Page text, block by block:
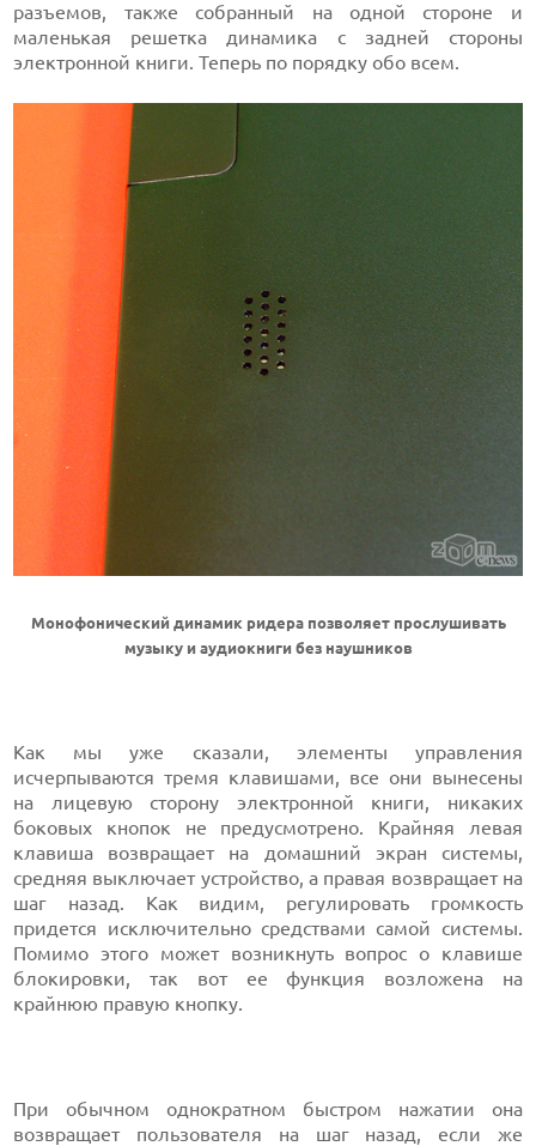
разъемов, также собранный на одной стороне и
маленькая решетка динамика с задней стороны
электронной книги. Теперь по порядку обо всем.
Монофонический динамик ридера позволяет прослушивать
музыку и аудиокниги без наушников
Как мы уже сказали, элементы управления
исчерпываются тремя клавишами, все они вынесены
на лицевую сторону электронной книги, никаких
боковых кнопок не предусмотрено. Крайняя левая
клавиша возвращает на домашний экран системы,
средняя выключает устройство, а правая возвращает на
шаг назад. Как видим, регулировать громкость
придется исключительно средствами самой системы.
Помимо этого может возникнуть вопрос о клавише
блокировки, так вот ее функция возложена на
крайнюю правую кнопку.
При обычном однократном быстром нажатии она
возвращает пользователя на шаг назад, если же